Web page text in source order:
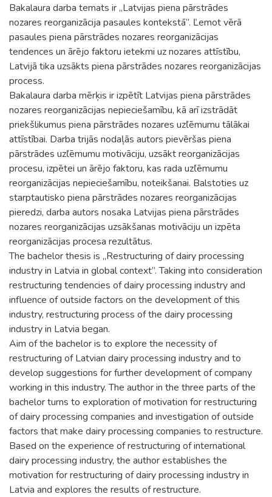
Bakalaura darba temats ir „Latvijas piena pārstrādes
nozares reorganizācija pasaules kontekstā”. Ľemot vērā
pasaules piena pārstrādes nozares reorganizācijas
tendences un ārējo faktoru ietekmi uz nozares attīstību,
Latvijā tika uzsākts piena pārstrādes nozares reorganizācijas
process.
Bakalaura darba mērķis ir izpētīt Latvijas piena pārstrādes
nozares reorganizācijas nepieciešamību, kā arī izstrādāt
priekšlikumus piena pārstrādes nozares uzľēmumu tālākai
attīstībai. Darba trijās nodaļās autors pievēršas piena
pārstrādes uzľēmumu motivāciju, uzsākt reorganizācijas
procesu, izpētei un ārējo faktoru, kas rada uzľēmumu
reorganizācijas nepieciešamību, noteikšanai. Balstoties uz
starptautisko piena pārstrādes nozares reorganizācijas
pieredzi, darba autors nosaka Latvijas piena pārstrādes
nozares reorganizācijas uzsākšanas motivāciju un izpēta
reorganizācijas procesa rezultātus.
The bachelor thesis is „Restructuring of dairy processing
industry in Latvia in global context”. Taking into consideration
restructuring tendencies of dairy processing industry and
influence of outside factors on the development of this
industry, restructuring process of the dairy processing
industry in Latvia began.
Aim of the bachelor is to explore the necessity of
restructuring of Latvian dairy processing industry and to
develop suggestions for further development of company
working in this industry. The author in the three parts of the
bachelor turns to exploration of motivation for restructuring
of dairy processing companies and investigation of outside
factors that make dairy processing companies to restructure.
Based on the experience of restructuring of international
dairy processing industry, the author establishes the
motivation for restructuring of dairy processing industry in
Latvia and explores the results of restructure.